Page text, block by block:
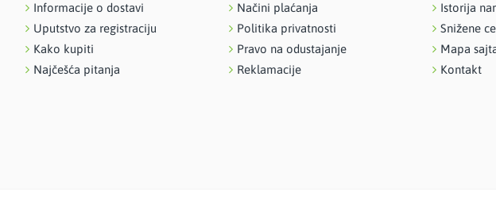
Informacije o dostavi
Uputstvo za registraciju
Kako kupiti
Najčešća pitanja
Načini plaćanja
Politika privatnosti
Pravo na odustajanje
Reklamacije
Istorija
Snižene
Mapa
Kontakt